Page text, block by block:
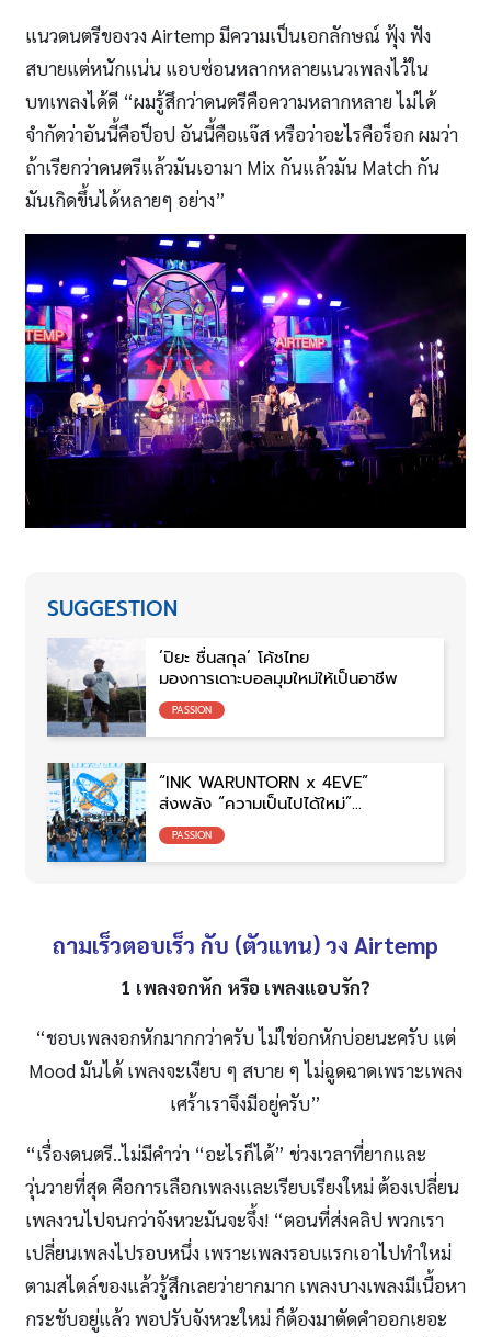
แนวดนตรีของวง Airtemp มีความเป็นเอกลักษณ์ ฟุ้ง ฟัง
สบายแต่หนักแน่น แอบซ่อนหลากหลายแนวเพลงไว้ใน
บทเพลงได้ดี “ผมรู้สึกว่าดนตรีคือความหลากหลาย ไม่ได้
จำกัดว่าอันนี้คือป็อป อันนี้คือแจ๊ส หรือว่าอะไรคือร็อก ผมว่า
ถ้าเรียกว่าดนตรีแล้วมันเอามา Mix กันแล้วมัน Match กัน
มันเกิดขึ้นได้หลายๆ อย่าง”
SUGGESTION
‘ปิยะ ชื่นสกุล’ โค้ชไทย
มองการเดาะบอลมุมใหม่ให้เป็นอาชีพ
PASSION
“INK WARUNTORN x 4EVE”
ส่งพลัง “ความเป็นไปได้ใหม่”
สู่ซิงเกิล “Lucky You”
PASSION
ถามเร็วตอบเร็ว กับ (ตัวแทน) วง Airtemp
1 เพลงอกหัก หรือ เพลงแอบรัก?
“ชอบเพลงอกหักมากกว่าครับ ไม่ใช่อกหักบ่อยนะครับ แต่
Mood มันได้ เพลงจะเงียบ ๆ สบาย ๆ ไม่ฉูดฉาดเพราะเพลง
เศร้าเราจึงมีอยู่ครับ”
“เรื่องดนตรี..ไม่มีคำว่า “อะไรก็ได้” ช่วงเวลาที่ยากและ
วุ่นวายที่สุด คือการเลือกเพลงและเรียบเรียงใหม่ ต้องเปลี่ยน
เพลงวนไปจนกว่าจังหวะมันจะจึ้ง! “ตอนที่ส่งคลิป พวกเรา
เปลี่ยนเพลงไปรอบหนึ่ง เพราะเพลงรอบแรกเอาไปทำใหม่
ตามสไตล์ของแล้วรู้สึกเลยว่ายากมาก เพลงบางเพลงมีเนื้อหา
กระชับอยู่แล้ว พอปรับจังหวะใหม่ ก็ต้องมาตัดคำออกเยอะ